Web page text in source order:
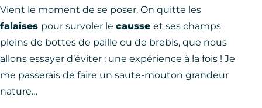
Vient le moment de se poser. On quitte les
falaises pour survoler le causse et ses champs
pleins de bottes de paille ou de brebis, que nous
allons essayer d’éviter : une expérience à la fois ! Je
me passerais de faire un saute-mouton grandeur
nature…